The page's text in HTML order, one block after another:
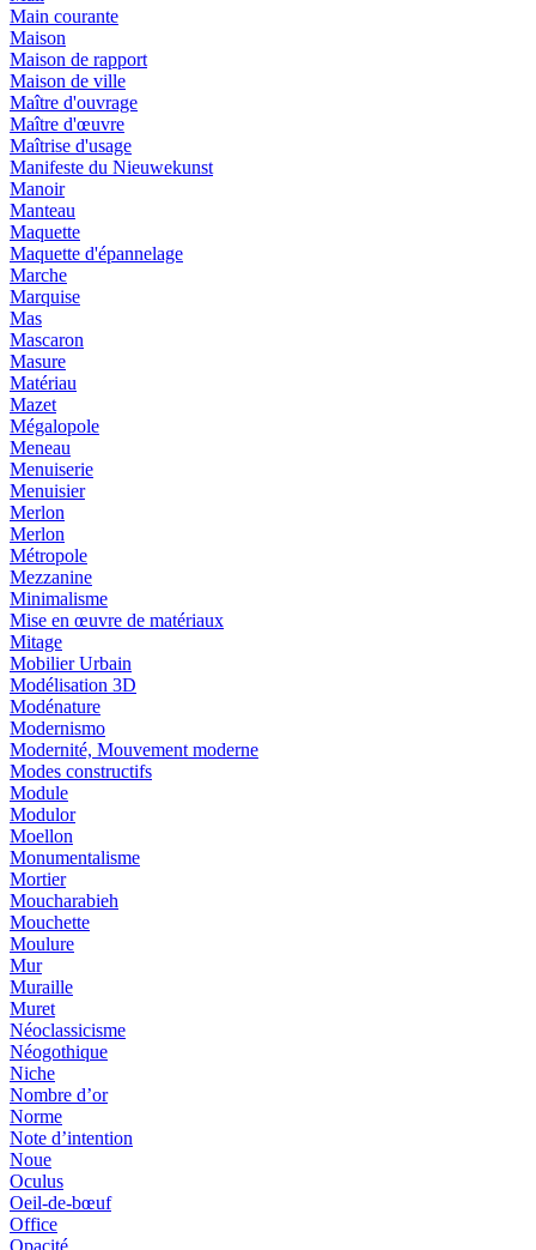
Main courante
Maison
Maison de rapport
Maison de ville
Maître d'ouvrage
Maître d'œuvre
Maîtrise d'usage
Manifeste du Nieuwekunst
Manoir
Manteau
Maquette
Maquette d'épannelage
Marche
Marquise
Mas
Mascaron
Masure
Matériau
Mazet
Mégalopole
Meneau
Menuiserie
Menuisier
Merlon
Merlon
Métropole
Mezzanine
Minimalisme
Mise en œuvre de matériaux
Mitage
Mobilier Urbain
Modélisation 3D
Modénature
Modernismo
Modernité, Mouvement moderne
Modes constructifs
Module
Modulor
Moellon
Monumentalisme
Mortier
Moucharabieh
Mouchette
Moulure
Mur
Muraille
Muret
Néoclassicisme
Néogothique
Niche
Nombre d’or
Norme
Note d’intention
Noue
Oculus
Oeil-de-bœuf
Office